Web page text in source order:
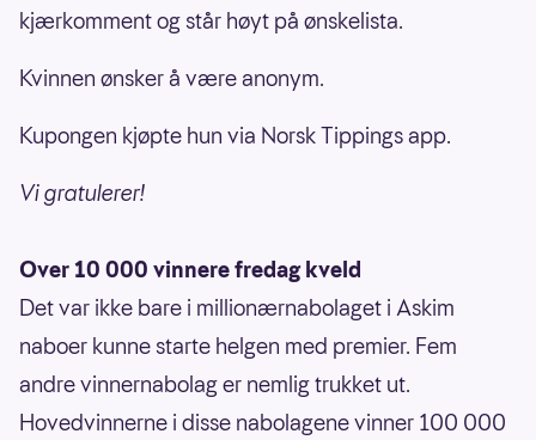
kjærkomment og står høyt på ønskelista.
Kvinnen ønsker å være anonym.
Kupongen kjøpte hun via Norsk Tippings app.
Vi gratulerer!
Over 10 000 vinnere fredag kveld
Det var ikke bare i millionærnabolaget i Askim
naboer kunne starte helgen med premier. Fem
andre vinnernabolag er nemlig trukket ut.
Hovedvinnerne i disse nabolagene vinner 100 000